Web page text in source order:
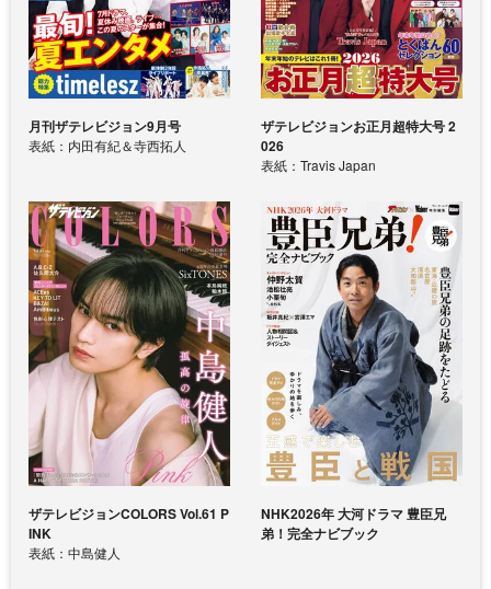
月刊ザテレビジョン9月号
表紙：内田有紀＆寺西拓人
ザテレビジョンお正月超特大号 2
026
表紙：Travis Japan
ザテレビジョンCOLORS Vol.61 P
INK
表紙：中島健人
NHK2026年 大河ドラマ 豊臣兄
弟！完全ナビブック